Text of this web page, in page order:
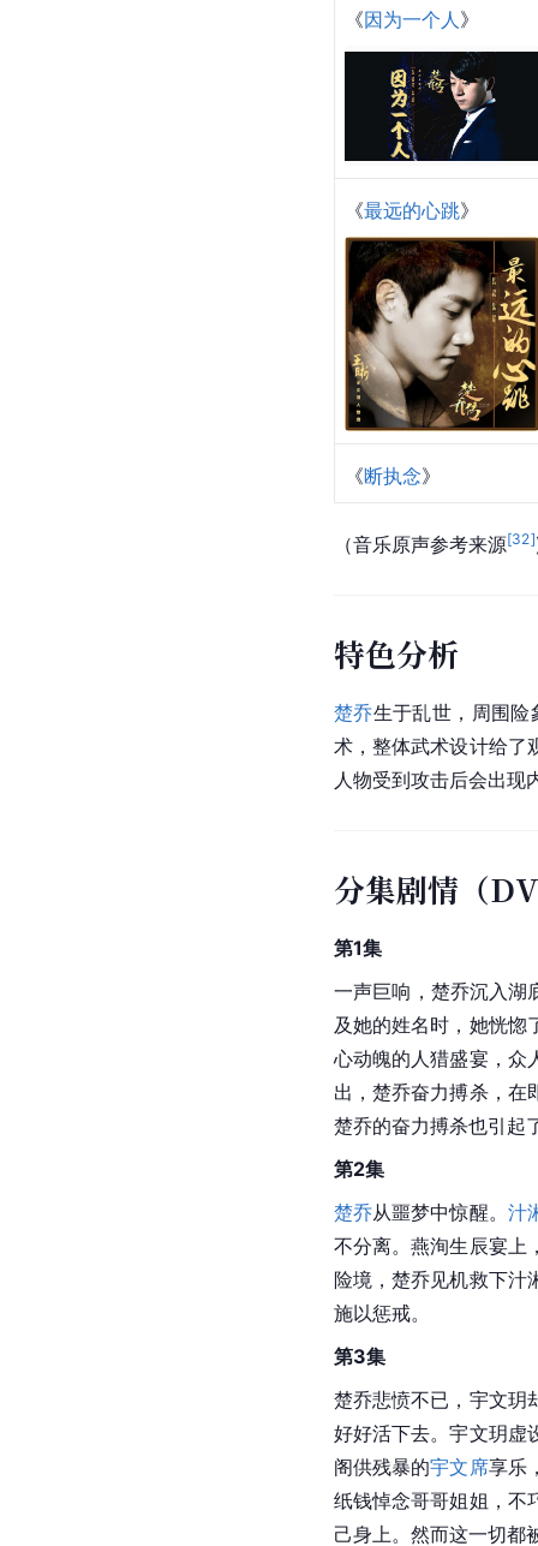
《因为一个人》
《最远的心跳》
《断执念》
（音乐原声参考来源[32]
特色分析
楚乔生于乱世，周围
术，整体武术设计给了
人物受到攻击后会出现
分集剧情（
第1集
一声巨响，楚乔沉入湖
及她的姓名时，她恍惚
心动魄的人猎盛宴，众
出，楚乔奋力搏杀，在
楚乔的奋力搏杀也引起
第2集
楚乔从噩梦中惊醒。 汁
不分离。燕洵生辰宴上
险境，楚乔见机救下汁
施以惩戒。
第3集
楚乔悲愤不已，宇文玥
好好活下去。宇文玥虚
阁供残暴的宇文席享乐
纸钱悼念哥哥姐姐，不
己身上。然而这一切都